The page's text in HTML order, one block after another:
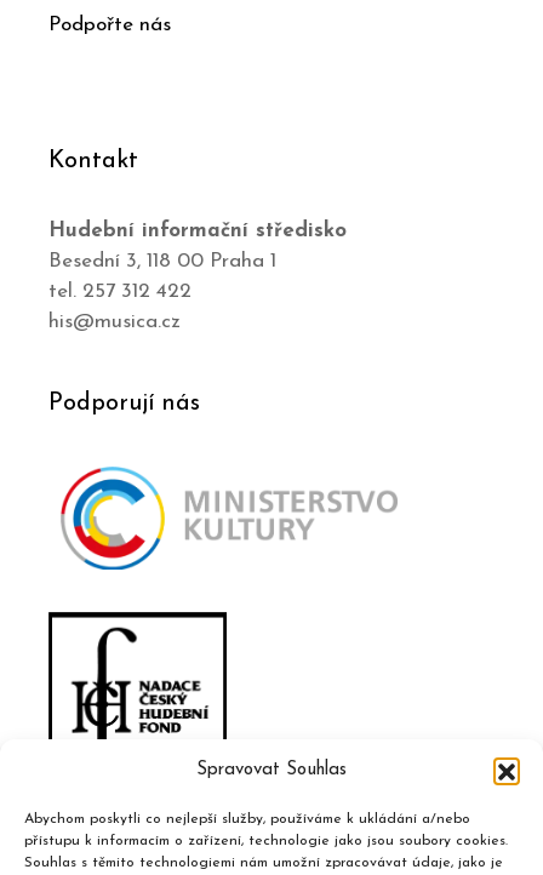
Spravovat Souhlas
Abychom poskytli co nejlepší služby, používáme k ukládání a/nebo
přístupu k informacím o zařízení, technologie jako jsou soubory cookies.
Souhlas s těmito technologiemi nám umožní zpracovávat údaje, jako je
Podpořte nás
Kontakt
Hudební informační středisko
Besední 3, 118 00 Praha 1
tel. 257 312 422
his@musica.cz
Podporují nás